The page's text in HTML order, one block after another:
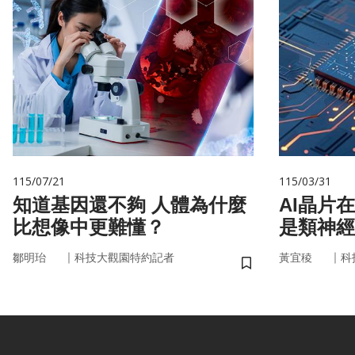
115/07/21
知道基因還不夠 人體為什麼
比想像中更難懂？
鄒明珆 ｜ 科技大觀園特約記者
儲存書籤
115/03/31
AI晶片
是類神
黃宜稜 ｜ 科